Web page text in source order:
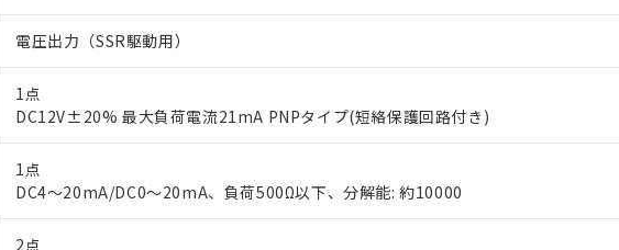
電圧出力（SSR駆動用）
1点
DC12V±20% 最大負荷電流21mA PNPタイプ(短絡保護回路付き)
1点
DC4～20mA/DC0～20mA、負荷500Ω以下、分解能: 約10000
2点
※1 対応状況